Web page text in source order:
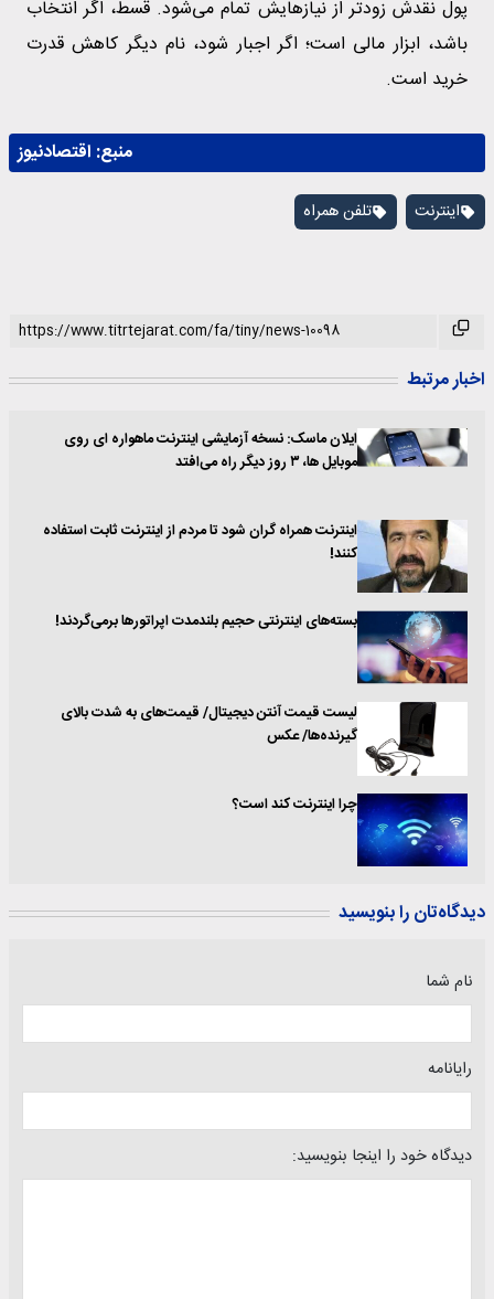
پول نقدش زودتر از نیازهایش تمام می‌شود. قسط، اگر انتخاب
باشد، ابزار مالی است؛ اگر اجبار شود، نام دیگر کاهش قدرت
خرید است.
منبع: اقتصادنیوز
اینترنت تلفن همراه
اخبار مرتبط
ایلان ماسک: نسخه آزمایشی اینترنت ماهواره ای روی
موبایل ها، ۳ روز دیگر راه می‌افتد
اینترنت همراه گران شود تا مردم از اینترنت ثابت استفاده
کنند!
بسته‌های اینترنتی حجیم بلندمدت اپراتور‌ها برمی‌گردند!
لیست قیمت آنتن دیجیتال/ قیمت‌های به شدت بالای
گیرنده‌ها/ عکس
چرا اینترنت کند است؟
دیدگاه‌تان را بنویسید
نام شما
رایانامه
دیدگاه خود را اینجا بنویسید: